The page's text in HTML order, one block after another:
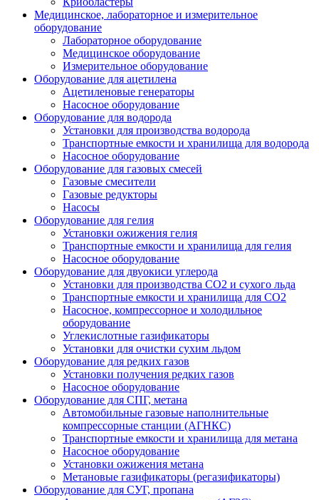
Медицинское, лабораторное и измерительное
оборудование
Лабораторное оборудование
Медицинское оборудование
Измерительное оборудование
Оборудование для ацетилена
Ацетиленовые генераторы
Насосное оборудование
Оборудование для водорода
Установки для производства водорода
Транспортные емкости и хранилища для водорода
Насосное оборудование
Оборудование для газовых смесей
Газовые смесители
Газовые редукторы
Насосы
Оборудование для гелия
Установки ожижения гелия
Транспортные емкости и хранилища для гелия
Насосное оборудование
Оборудование для двуокиси углерода
Установки для производства СО2 и сухого льда
Транспортные емкости и хранилища для CO2
Насосное, компрессорное и холодильное
оборудование
Углекислотные газификаторы
Установки для очистки сухим льдом
Оборудование для редких газов
Установки получения редких газов
Насосное оборудование
Оборудование для СПГ, метана
Автомобильные газовые наполнительные
компрессорные станции (АГНКС)
Транспортные емкости и хранилища для метана
Насосное оборудование
Установки ожижения метана
Метановые газификаторы (регазификаторы)
Оборудование для СУГ, пропана